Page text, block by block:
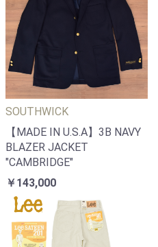
SOUTHWICK
【MADE IN U.S.A】3B NAVY
BLAZER JACKET
"CAMBRIDGE"
￥143,000